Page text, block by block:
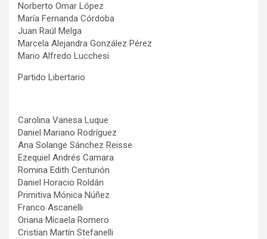
Norberto Omar López
María Fernanda Córdoba
Juan Raúl Melga
Marcela Alejandra González Pérez
Mario Alfredo Lucchesi
Partido Libertario
Carolina Vanesa Luque
Daniel Mariano Rodríguez
Ana Solange Sánchez Reisse
Ezequiel Andrés Camara
Romina Edith Centurión
Daniel Horacio Roldán
Primitiva Mónica Núñez
Franco Ascanelli
Oriana Micaela Romero
Cristian Martín Stefanelli